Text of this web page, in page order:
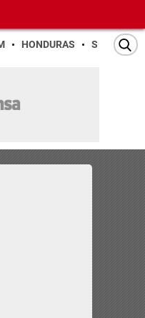
HONDURAS SAN PEDRO